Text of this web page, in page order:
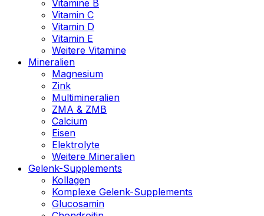
Vitamine B
Vitamin C
Vitamin D
Vitamin E
Weitere Vitamine
Mineralien
Magnesium
Zink
Multimineralien
ZMA & ZMB
Calcium
Eisen
Elektrolyte
Weitere Mineralien
Gelenk-Supplements
Kollagen
Komplexe Gelenk-Supplements
Glucosamin